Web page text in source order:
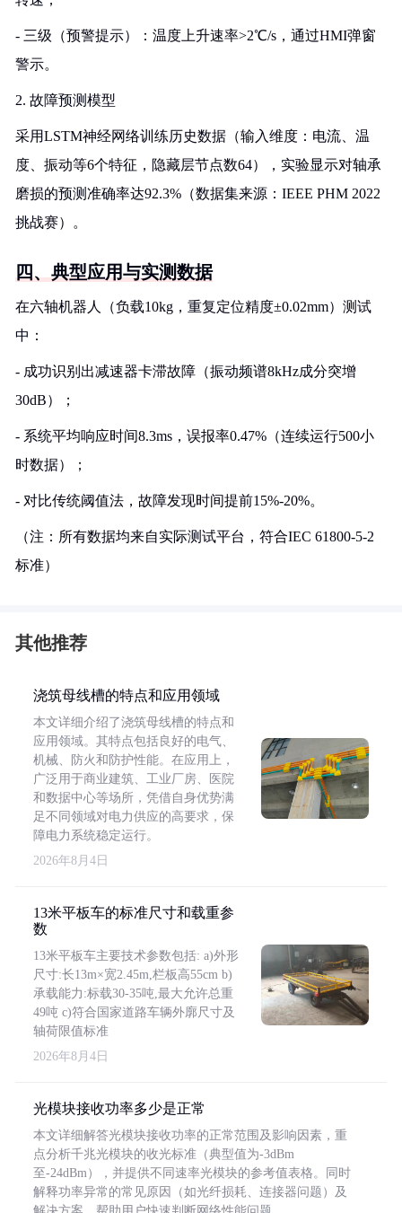
- 三级（预警提示）：温度上升速率>2℃/s，通过HMI弹窗
警示。
2. 故障预测模型
采用LSTM神经网络训练历史数据（输入维度：电流、温
度、振动等6个特征，隐藏层节点数64），实验显示对轴承
磨损的预测准确率达92.3%（数据集来源：IEEE PHM 2022
挑战赛）。
四、典型应用与实测数据
在六轴机器人（负载10kg，重复定位精度±0.02mm）测试
中：
- 成功识别出减速器卡滞故障（振动频谱8kHz成分突增
30dB）；
- 系统平均响应时间8.3ms，误报率0.47%（连续运行500小
时数据）；
- 对比传统阈值法，故障发现时间提前15%-20%。
（注：所有数据均来自实际测试平台，符合IEC 61800-5-2
标准）
其他推荐
浇筑母线槽的特点和应用领域
本文详细介绍了浇筑母线槽的特点和
应用领域。其特点包括良好的电气、
机械、防火和防护性能。在应用上，
广泛用于商业建筑、工业厂房、医院
和数据中心等场所，凭借自身优势满
足不同领域对电力供应的高要求，保
障电力系统稳定运行。
2026年8月4日
13米平板车的标准尺寸和载重参
数
13米平板车主要技术参数包括: a)外形
尺寸:长13m×宽2.45m,栏板高55cm b)
承载能力:标载30-35吨,最大允许总重
49吨 c)符合国家道路车辆外廓尺寸及
轴荷限值标准
2026年8月4日
光模块接收功率多少是正常
本文详细解答光模块接收功率的正常范围及影响因素，重
点分析千兆光模块的收光标准（典型值为-3dBm
至-24dBm），并提供不同速率光模块的参考值表格。同时
解释功率异常的常见原因（如光纤损耗、连接器问题）及